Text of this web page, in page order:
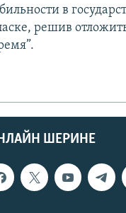
в
решив
ШЕРИНЕ